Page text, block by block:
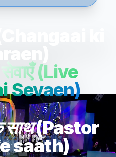
सेवाएँ (Live
Sevaen)
साथ (Pastor
saath)